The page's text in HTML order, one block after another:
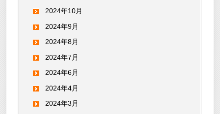
2024年10月
2024年9月
2024年8月
2024年7月
2024年6月
2024年4月
2024年3月